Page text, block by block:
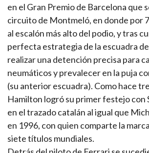
en el Gran Premio de Barcelona que
circuito de Montmeló, en donde por
al escalón más alto del podio, y tras
perfecta estrategia de la escuadra
realizar una detención precisa para
neumáticos y prevalecer en la puja
(su anterior escuadra). Como hace
Hamilton logró su primer festejo con
en el trazado catalán al igual que
en 1996, con quien comparte la
siete títulos mundiales.